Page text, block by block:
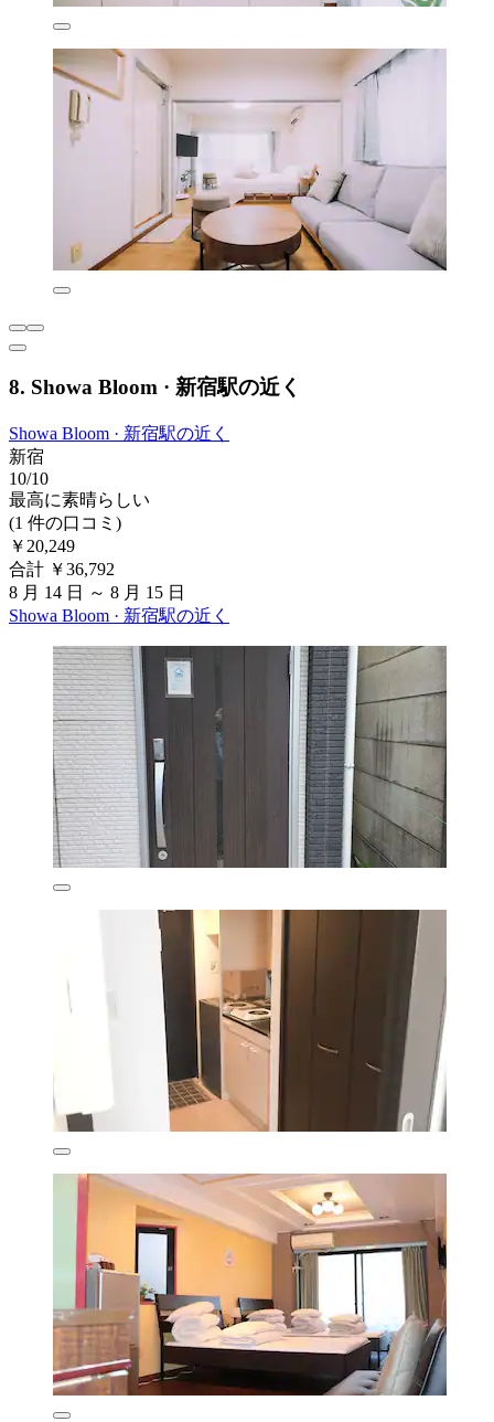
8. Showa Bloom · 新宿駅の近く
Showa Bloom · 新宿駅の近く
新宿
10/10
最高に素晴らしい
(1 件の口コミ)
￥20,249
合計 ￥36,792
8 月 14 日 ～ 8 月 15 日
Showa Bloom · 新宿駅の近く